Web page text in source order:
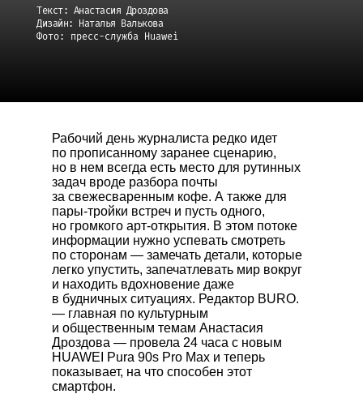
Текст: Анастасия Дроздова
Дизайн: Наталья Валькова
Фото: пресс-служба Huawei
Рабочий день журналиста редко идет
по прописанному заранее сценарию,
но в нем всегда есть место для рутинных
задач вроде разбора почты
за свежесваренным кофе. А также для
пары-тройки встреч и пусть одного,
но громкого арт-открытия. В этом потоке
информации нужно успевать смотреть
по сторонам — замечать детали, которые
легко упустить, запечатлевать мир вокруг
и находить вдохновение даже
в будничных ситуациях. Редактор BURO.
— главная по культурным
и общественным темам Анастасия
Дроздова — провела 24 часа с новым
HUAWEI Pura 90s Pro Max и теперь
показывает, на что способен этот
смартфон.